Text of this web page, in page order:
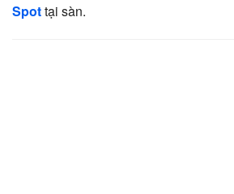
Spottại sàn.